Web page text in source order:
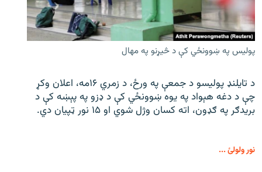
پولیس په ښوونځي کې د څیړنو په مهال
د تایلنډ پولیسو د جمعې په ورځ، د زمري ۱۶مه، اعلان وکړ
چې د دغه هېواد په یوه ښوونځي کې د ډزو په پېښه کې د
بریدګر په ګډون، اته کسان وژل شوي او ۱۵ نور ټپیان دي.
نور ولولئ ...